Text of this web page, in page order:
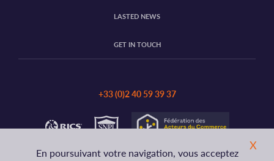
LASTED NEWS
GET IN TOUCH
+33 (0)2 40 59 39 37
© 2017 DRUPAL Contact Legal notice
En poursuivant votre navigation, vous acceptez
X